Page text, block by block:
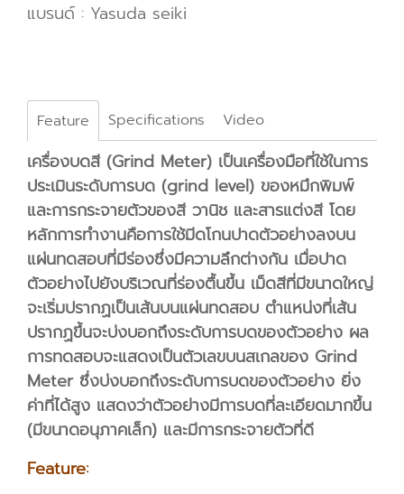
แบรนด์ : Yasuda seiki
Feature Specifications Video
เครื่องบดสี (Grind Meter) เป็นเครื่องมือที่ใช้ในการ
ประเมินระดับการบด (grind level) ของหมึกพิมพ์
และการกระจายตัวของสี วานิช และสารแต่งสี โดย
หลักการทำงานคือการใช้มีดโกนปาดตัวอย่างลงบน
แผ่นทดสอบที่มีร่องซึ่งมีความลึกต่างกัน เมื่อปาด
ตัวอย่างไปยังบริเวณที่ร่องตื้นขึ้น เม็ดสีที่มีขนาดใหญ่
จะเริ่มปรากฏเป็นเส้นบนแผ่นทดสอบ ตำแหน่งที่เส้น
ปรากฏขึ้นจะบ่งบอกถึงระดับการบดของตัวอย่าง ผล
การทดสอบจะแสดงเป็นตัวเลขบนสเกลของ Grind
Meter ซึ่งบ่งบอกถึงระดับการบดของตัวอย่าง ยิ่ง
ค่าที่ได้สูง แสดงว่าตัวอย่างมีการบดที่ละเอียดมากขึ้น
(มีขนาดอนุภาคเล็ก) และมีการกระจายตัวที่ดี
Feature: